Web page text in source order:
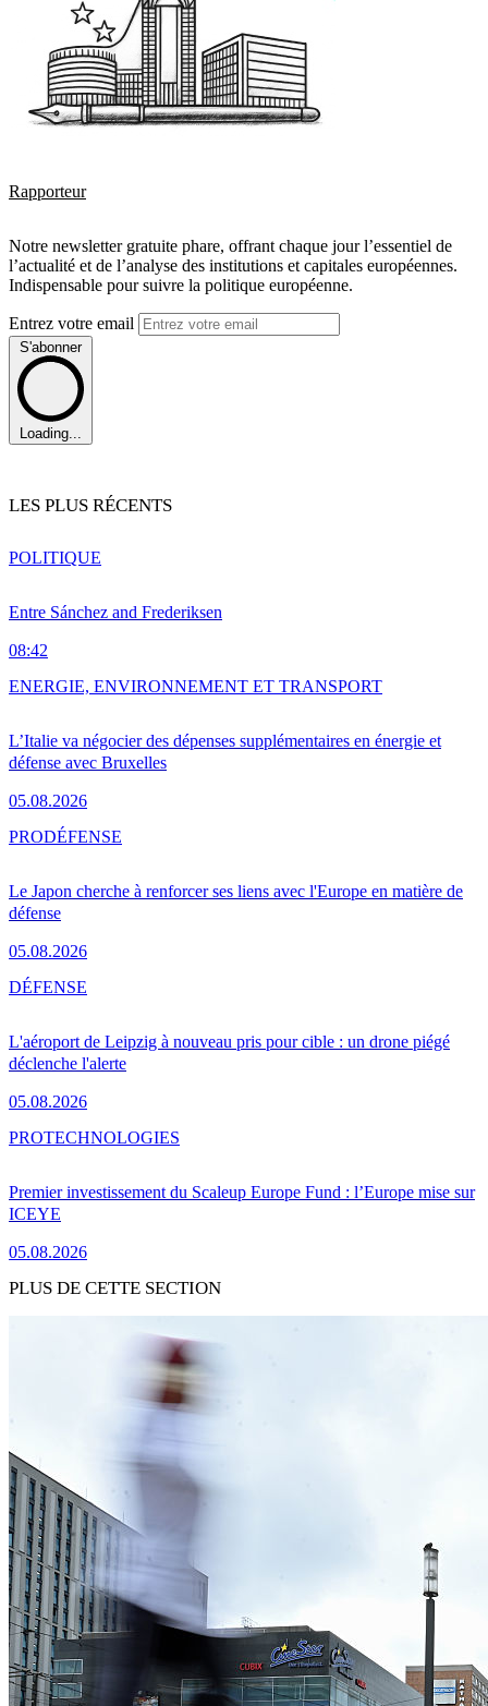
Rapporteur
Notre newsletter gratuite phare, offrant chaque jour l’essentiel de
l’actualité et de l’analyse des institutions et capitales européennes.
Indispensable pour suivre la politique européenne.
Entrez votre email
S'abonner
Loading...
LES PLUS RÉCENTS
Entre Sánchez and Frederiksen
08:42
POLITIQUE
L’Italie va négocier des dépenses supplémentaires en énergie et
défense avec Bruxelles
05.08.2026
ENERGIE, ENVIRONNEMENT ET TRANSPORT
Le Japon cherche à renforcer ses liens avec l'Europe en matière de
défense
05.08.2026
PRODÉFENSE
L'aéroport de Leipzig à nouveau pris pour cible : un drone piégé
déclenche l'alerte
05.08.2026
DÉFENSE
Premier investissement du Scaleup Europe Fund : l’Europe mise sur
ICEYE
05.08.2026
PROTECHNOLOGIES
PLUS DE CETTE SECTION